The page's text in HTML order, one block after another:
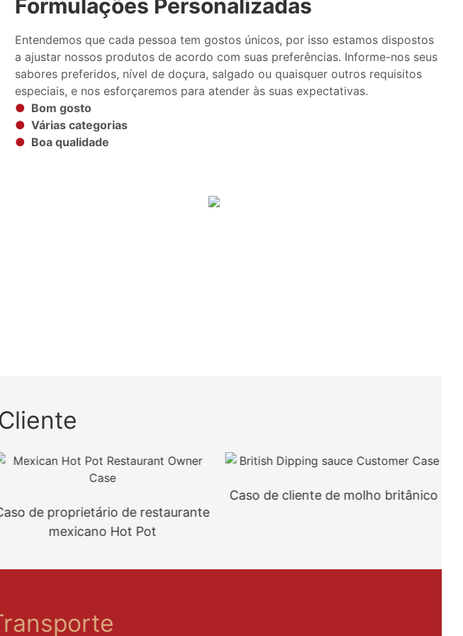
Formulações Personalizadas
Entendemos que cada pessoa tem gostos únicos, por isso estamos dispostos
a ajustar nossos produtos de acordo com suas preferências. Informe-nos seus
sabores preferidos, nível de doçura, salgado ou quaisquer outros requisitos
especiais, e nos esforçaremos para atender às suas expectativas.
● Bom gosto
● Várias categorias
● Boa qualidade
de proprietário de restaurante
mexicano Hot Pot
Caso de cliente de molho britânico